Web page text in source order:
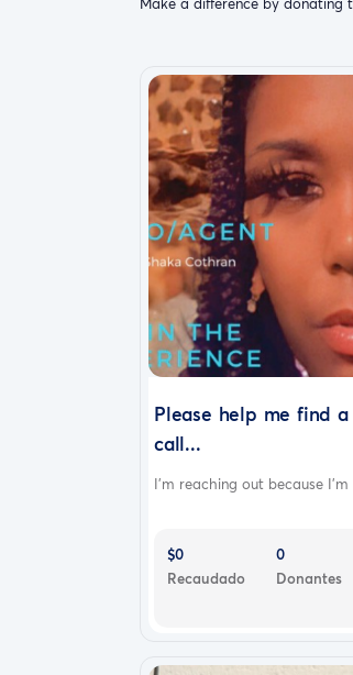
Please help me find
call...
I'm reaching out because
$0
Recaudado
0
Donantes